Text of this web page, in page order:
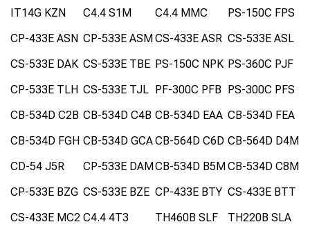
IT14G KZN
C4.4 S1M C4.4 MMC
PS-150C FPS
CP-433E ASN CP-533E ASMCS-433E ASR CS-533E ASL
CS-533E DAK CS-533E TBE PS-150C NPK PS-360C PJF
CP-533E TLH CS-533E TJL PF-300C PFB PS-300C PFS
CB-534D C2B CB-534D C4B CB-534D EAA CB-534D FEA
CB-534D FGH CB-534D GCACB-564D C6D CB-564D D4M
CD-54 J5R
CP-533E DAMCB-534D B5MCB-534D C8M
CP-533E BZG CS-533E BZE CP-433E BTY CS-433E BTT
CS-433E MC2 C4.4 4T3 TH460B SLF
TH220B SLA